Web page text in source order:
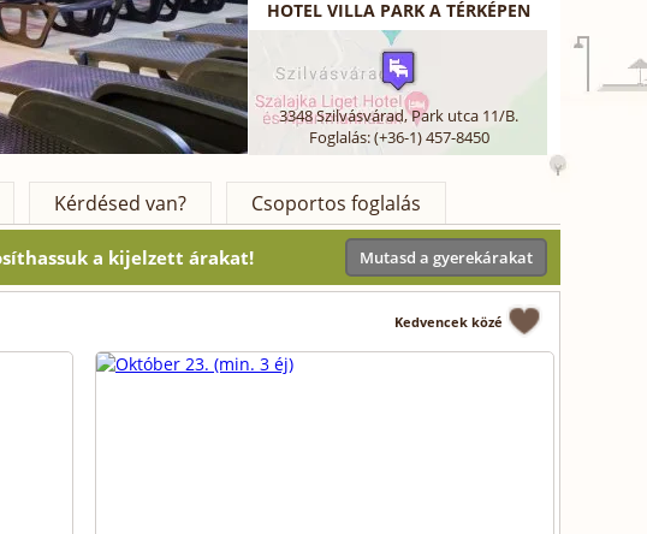
HOTEL VILLA PARK A TÉRKÉPEN
3348Szilvásvárad,Park utca 11/B.
Foglalás: (+36-1) 457-8450
Kérdésed van? Csoportos foglalás
a kijelzett árakat! Mutasd a gyerekárakat
Kedvencek közé